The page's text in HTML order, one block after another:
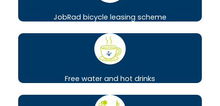
JobRad bicycle leasing scheme
Free water and hot drinks